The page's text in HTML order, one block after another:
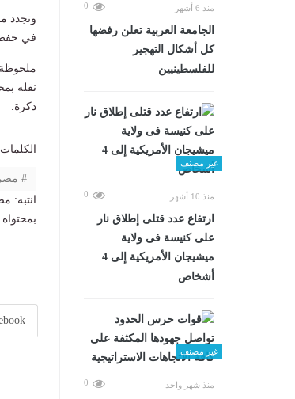
منذ 6 أشهر 0
الجامعة العربية تعلن رفضها
كل أشكال التهجير
للفلسطينيين
غير مصنف
منذ 10 أشهر 0
ارتفاع عدد قتلى إطلاق نار
على كنيسة فى ولاية
ميشيجان الأمريكية إلى 4
أشخاص
غير مصنف
منذ شهر واحد 0
وتجدد
في حفظ
نقله
ذكرة.
الكلمات
مصر
انتبه: